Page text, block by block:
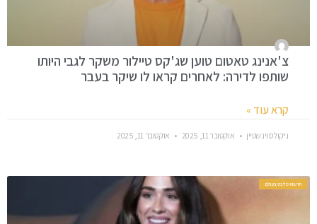
צ'אנינג טאטום טוען שג'קס טיילור משקר לגבי היותו
שותפו לדירה: לאחרים קראו לו שיקר בעבר
קרא עוד »
ניקולס וינשטיין אוקטובר 11, 2025 אוקטובר 11, 2025
חדשות סלבס בעולם